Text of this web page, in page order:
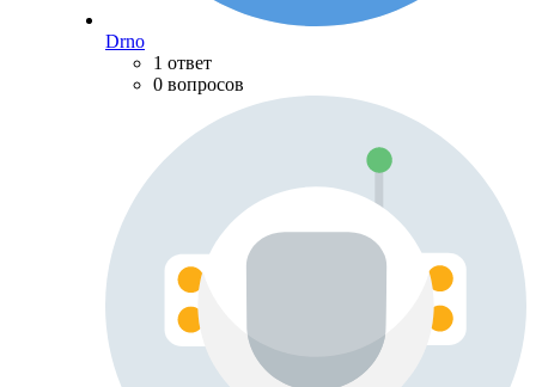
Drno
1 ответ
0 вопросов